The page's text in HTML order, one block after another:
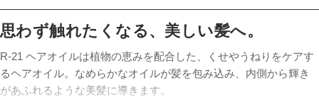
思わず触れたくなる、美しい髪へ。
R-21 ヘアオイルは植物の恵みを配合した、くせやうねりをケアす
るヘアオイル。なめらかなオイルが髪を包み込み、内側から輝き
があふれるような美髪に導きます。